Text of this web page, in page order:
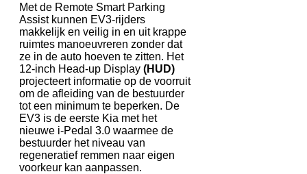
Met de Remote Smart Parking
Assist kunnen EV3-rijders
makkelijk en veilig in en uit krappe
ruimtes manoeuvreren zonder dat
ze in de auto hoeven te zitten. Het
12-inch Head-up Display (HUD)
projecteert informatie op de voorruit
om de afleiding van de bestuurder
tot een minimum te beperken. De
EV3 is de eerste Kia met het
nieuwe i-Pedal 3.0 waarmee de
bestuurder het niveau van
regeneratief remmen naar eigen
voorkeur kan aanpassen.